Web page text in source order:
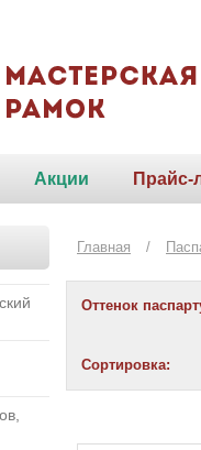
Акции Прайс-
Главная /
Оттенок
Сортировка: